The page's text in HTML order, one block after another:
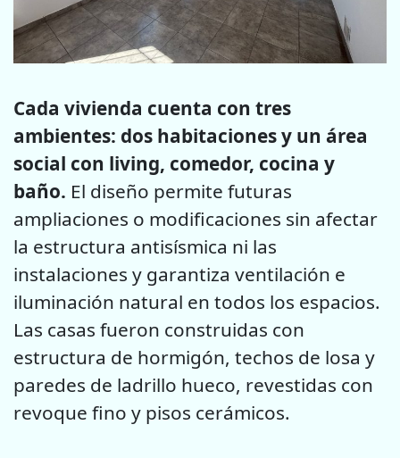
Cada vivienda cuenta con tres
ambientes: dos habitaciones y un área
social con living, comedor, cocina y
baño. El diseño permite futuras
ampliaciones o modificaciones sin afectar
la estructura antisísmica ni las
instalaciones y garantiza ventilación e
iluminación natural en todos los espacios.
Las casas fueron construidas con
estructura de hormigón, techos de losa y
paredes de ladrillo hueco, revestidas con
revoque fino y pisos cerámicos.